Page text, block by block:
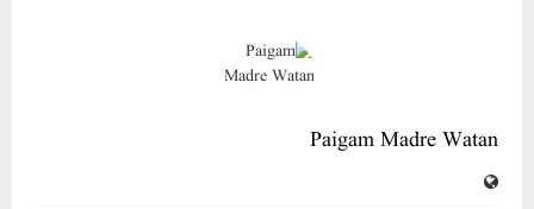
Paigam Madre Watan